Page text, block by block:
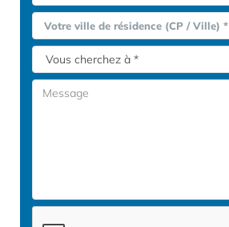
Votre ville de résidence (CP / Ville) *